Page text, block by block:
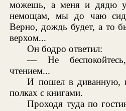
можешь, а меня и дядю
немощам, мы до чаю
Верно, дождь будет, а то
верхом...
Он бодро ответил:
— Не
чтением...
И пошел в диванную,
полках с книгами.
Проходя туда по